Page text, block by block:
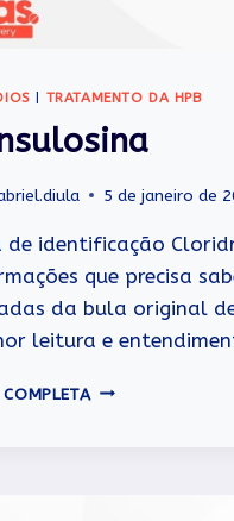
TRATAMENTO DA HPB
5 de janeiro de
de identificação
que precisa
da bula original
leitura e
TANSULOSINA